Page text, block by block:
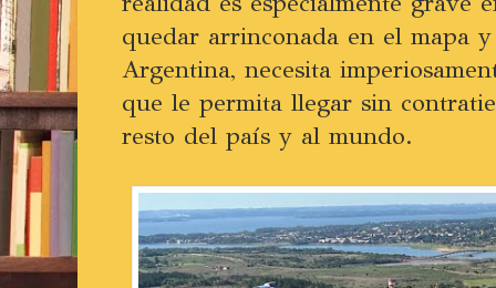
quedar arrinconada en el mapa
Argentina, necesita
que le permita llegar sin
resto del país y al mundo.